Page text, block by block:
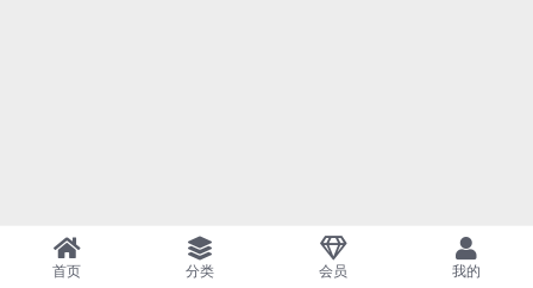
首页 分类 会员 我的